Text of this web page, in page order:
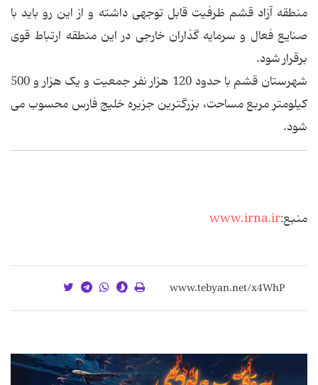
منطقه آزاد قشم ظرفیت قابل توجهی داشته و از این رو باید با
صنایع فعال و سرمایه گذاران خارجی در این منطقه ارتباط قوی
برقرار شود.
شهرستان قشم با حدود 120 هزار نفر جمعیت و یک هزار و 500
کیلومتر مربع مساحت، بزرگترین جزیره خلیج فارس محسوب می
شود.
منبع:www.irna.ir